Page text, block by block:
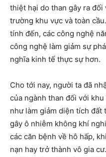
thiệt hại do than gây ra
trường khu vực và toàn
tính đến, các công nghệ
công nghệ làm giảm sự
nghĩa kinh tế thực sự hơn.
Cho tới nay, người ta đã
của ngành than đối với
như làm giảm diện tích đất
gây ô nhiễm không khí
các căn bệnh về hô hấp,
nạn hay trở thành vô gia